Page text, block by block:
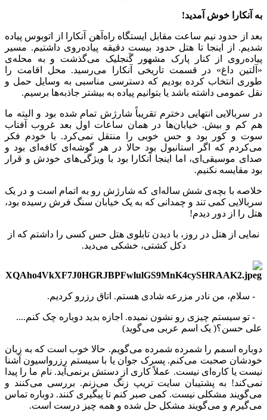
به آنکارا خوش آمدید!
بعد از حدود نیم ساعت مقابل ایستگاه راه‌آهن آنکارا از اتوبوس پیاده
شدیم. از اینجا تا هتل حدود بیست دقیقه پیاده‌روی داشتیم. مسیر
پیاده‌روی از کنار پارک مشهور گَنجلیک می‌گذشت و به محله‌ی
«آلتین داغ» در قسمت تاریخی آنکارا می‌رسید. محل اقامت را
طوری انتخاب کرده بودیم که دسترسی مناسبی به وسایل حمل و
نقل عمومی داشته باشد یا بتوانیم پیاده به بیشتر جاذبه‌ها برسیم.
در سربالایی انتهایی دخترم تقریباً شارژش تمام شده بود و البته ما
هم کم و بیش. خیابان‌ها در همان ساعات اول بعد غروب آفتاب
سوت و کور بود و حس خوبی را منتقل نمی‌کرد. با خودم فکر
می‌کردم که اگر استانبول بود حالا در هر گوشه‌ای کافه‌ای بود و
صدای موسیقی‌ای، اما اینجا آنکارا بود با ویژگی‌های خودش و قرار
بود مقایسه نکنیم.
خلاصه با بچه‌ی شش ساله‌ای که شارژش رو به اتمام است و در یک
سربالایی کمی تند و چمدانی که به یک خیابان سنگ فرش رسیده بود،
هتل را از دور دیدم!
نمایی از هتل در روز، با دیدن تابلوی هتل حس کسی را داشتم که از
دکل کشتی، خشکی می‌دید.
- سلام، من نادر مزرعه شادی هستم. اتاق رزرو کردیم.
- تو سیستم چیزی رو نشون نمیده. اجازه بدید دوباره چک کنم....
علی حسن؟( یک اسم عربی می‌گوید)
دوباره اسمم را شمرده شمرده می‌گویم. حالا خوب است که به زبان
خودشان صحبت می‌کنم. پسرک جوان یا با سیستم رزرواسیون آشنا
نیست یا کاره‌ای نیست. عملاً کاری از دستش برنمی‌آید. نام ما را پیدا
نمی‌کند! به پشتیبان سایت تریپ زنگ می‌زنم. بررسی می‌کنند و
می‌گویند مشکلی نیست. کمی صبر کنم تا پیگیری کنند. دوباره تماس
می‌گیرم و می‌گویند مشکل حل شده و همه چیز درست است.